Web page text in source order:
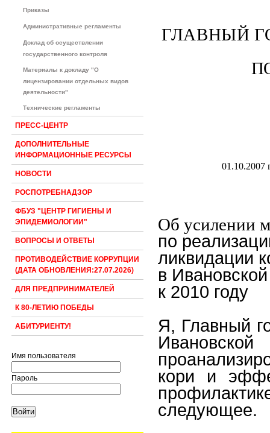
Приказы
Административные регламенты
Доклад об осуществлении
государственного контроля
Материалы к докладу "О
лицензировании отдельных видов
деятельности"
Технические регламенты
ПРЕСС-ЦЕНТР
ДОПОЛНИТЕЛЬНЫЕ
ИНФОРМАЦИОННЫЕ РЕСУРСЫ
НОВОСТИ
РОСПОТРЕБНАДЗОР
ФБУЗ "ЦЕНТР ГИГИЕНЫ И
ЭПИДЕМИОЛОГИИ"
ВОПРОСЫ И ОТВЕТЫ
ПРОТИВОДЕЙСТВИЕ КОРРУПЦИИ
(ДАТА ОБНОВЛЕНИЯ:27.07.2026)
ДЛЯ ПРЕДПРИНИМАТЕЛЕЙ
К 80-ЛЕТИЮ ПОБЕДЫ
АБИТУРИЕНТУ!
Имя пользователя
Пароль
ГЛАВНЫЙ
01.10.2007
Об усилении
по
ликвидации
в
к 2010 году
Я, Главный
кори и
следующее.